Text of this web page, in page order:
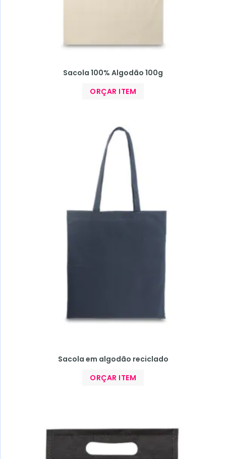
Sacola 100% Algodão 100g
ORÇAR ITEM
Sacola em algodão reciclado
ORÇAR ITEM